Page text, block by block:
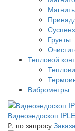
Грунты
Тепловой
Виброметры
Видеоэндоскоп
₽, по запросу